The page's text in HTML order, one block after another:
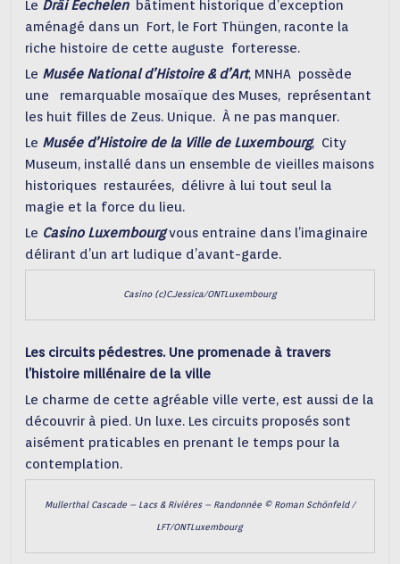
Le Dräi Eechelenbâtiment historique d’exception
aménagé dans un Fort, le Fort Thüngen, raconte la
riche histoire de cette auguste forteresse.
Le Musée National d’Histoire & d’Art, MNHA possède
une remarquable mosaïque des Muses, représentant
les huit filles de Zeus. Unique. À ne pas manquer.
Le Musée d’Histoire de la Ville de Luxembourg, City
Museum, installé dans un ensemble de vieilles maisons
historiques restaurées, délivre à lui tout seul la
magie et la force du lieu.
Le Casino Luxembourgvous entraine dans l’imaginaire
délirant d’un art ludique d’avant-garde.
Casino (c)C.Jessica/ONTLuxembourg
Les circuits pédestres. Une promenade à travers
l’histoire millénaire de la ville
Le charme de cette agréable ville verte, est aussi de la
découvrir à pied. Un luxe. Les circuits proposés sont
aisément praticables en prenant le temps pour la
contemplation.
Mullerthal Cascade – Lacs & Rivières – Randonnée © Roman Schönfeld /
LFT/ONTLuxembourg